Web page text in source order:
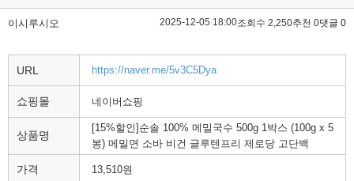
이시루시오 2025-12-05 18:00조회수 2,250추천 0댓글 0
URL https://naver.me/5v3C5Dya
쇼핑몰 네이버쇼핑
상품명
[15%할인]순솔 100% 메밀국수 500g 1박스 (100g x 5
봉) 메밀면 소바 비건 글루텐프리 제로당 고단백
가격 13,510원